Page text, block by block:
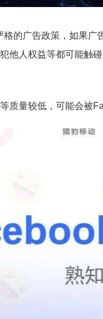
格的广告政策，如果
他人权益等都可能触碰
质量较低，可能会被